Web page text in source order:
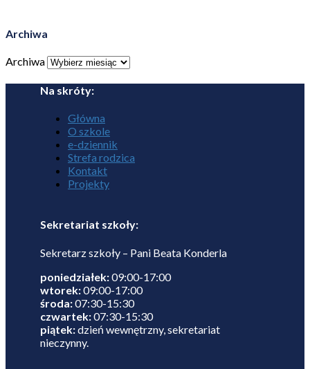
Archiwa
Archiwa
Na skróty:
Główna
O szkole
e-dziennik
Strefa rodzica
Kontakt
Projekty
Sekretariat szkoły:
Sekretarz szkoły – Pani Beata Konderla
poniedziałek:09:00-17:00
wtorek:09:00-17:00
środa:07:30-15:30
czwartek:07:30-15:30
piątek:dzień wewnętrzny, sekretariat
nieczynny.